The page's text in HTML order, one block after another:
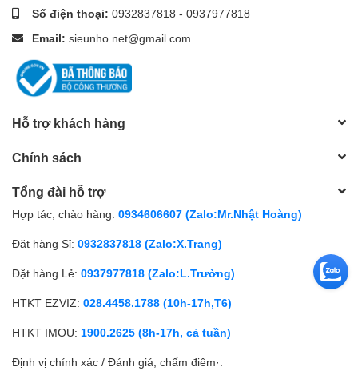
Số điện thoại: 0932837818 - 0937977818
Email: sieunho.net@gmail.com
Hỗ trợ khách hàng
Chính sách
Tổng đài hỗ trợ
Hợp tác, chào hàng: 0934606607 (Zalo:Mr.Nhật Hoàng)
Đặt hàng Sỉ: 0932837818 (Zalo:X.Trang)
Đặt hàng Lẻ: 0937977818 (Zalo:L.Trường)
HTKT EZVIZ: 028.4458.1788 (10h-17h,T6)
HTKT IMOU: 1900.2625 (8h-17h, cả tuần)
Định vị chính xác / Đánh giá, chấm điêm·: